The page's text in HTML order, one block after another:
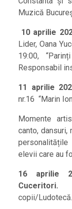
Muzică
10 aprilie
Lider, Oana
19:00,
Responsabil
11 aprilie
nr.16 “Marin
Momente
canto, dansuri,
elevii care au
16 aprilie
Cuceritori.
copii/Ludotecă.